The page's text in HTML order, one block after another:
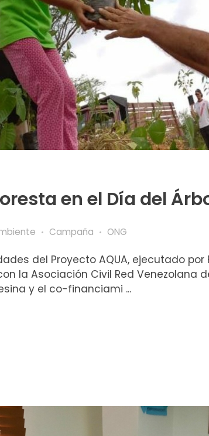
en el Día del
Campaña ONG
del Proyecto AQUA, ejecutado por
la Asociación Civil Red Venezolana
y el co-financiami ...